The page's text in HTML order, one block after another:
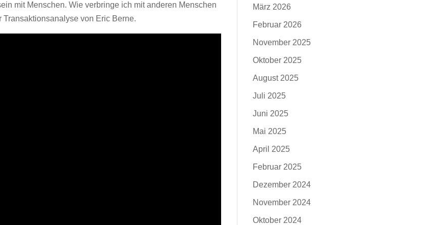
mit Menschen. Wie verbringe ich mit anderen Menschen
von Eric Berne.
März 2026
Februar 2026
November 2025
Oktober 2025
August 2025
Juli 2025
Juni 2025
Mai 2025
April 2025
Februar 2025
Dezember 2024
November 2024
Oktober 2024